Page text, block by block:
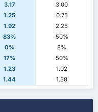
3.17
3.00
1.25
0.75
1.92
2.25
83%
50%
0%
8%
17%
50%
1.23
1.02
1.44 1.58